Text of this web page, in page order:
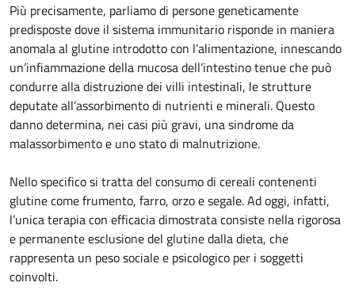
Più precisamente, parliamo di persone geneticamente
predisposte dove il sistema immunitario risponde in maniera
anomala al glutine introdotto con l’alimentazione, innescando
un’infiammazione della mucosa dell’intestino tenue che può
condurre alla distruzione dei villi intestinali, le strutture
deputate all’assorbimento di nutrienti e minerali. Questo
danno determina, nei casi più gravi, una sindrome da
malassorbimento e uno stato di malnutrizione.
Nello specifico si tratta del consumo di cereali contenenti
glutine come frumento, farro, orzo e segale. Ad oggi, infatti,
l’unica terapia con efficacia dimostrata consiste nella rigorosa
e permanente esclusione del glutine dalla dieta, che
rappresenta un peso sociale e psicologico per i soggetti
coinvolti.